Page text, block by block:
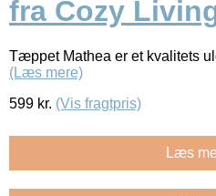
fra Cozy
Tæppet Mathea er et kvalitets
(Læs mere)
599 kr. (Vis fragtpris)
Læs